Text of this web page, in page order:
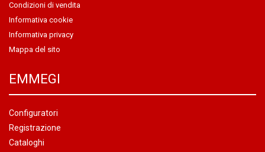
Condizioni di vendita
Informativa cookie
Informativa privacy
Mappa del sito
EMMEGI
Configuratori
Registrazione
Cataloghi